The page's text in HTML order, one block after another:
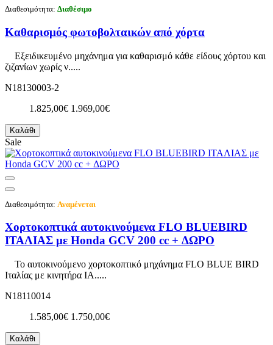
Διαθεσιμότητα: Διαθέσιμο
Καθαρισμός φωτοβολταικών από χόρτα
Εξειδικευμένο μηχάνημα για καθαρισμό κάθε είδους χόρτου και
ζιζανίων χωρίς ν.....
N18130003-2
1.825,00€ 1.969,00€
Καλάθι
Sale
Διαθεσιμότητα: Αναμένεται
Χορτοκοπτικά αυτοκινούμενα FLO BLUEBIRD
ΙΤΑΛΙΑΣ με Honda GCV 200 cc + ΔΩΡΟ
Το αυτοκινούμενο χορτοκοπτικό μηχάνημα FLO BLUE BIRD
Ιταλίας με κινητήρα ΙΑ.....
N18110014
1.585,00€ 1.750,00€
Καλάθι